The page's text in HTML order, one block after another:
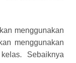
menggunakan
menggunakan
Sebaiknya